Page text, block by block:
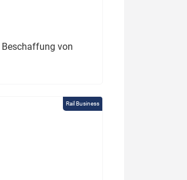
Beschaffung von
Rail Business